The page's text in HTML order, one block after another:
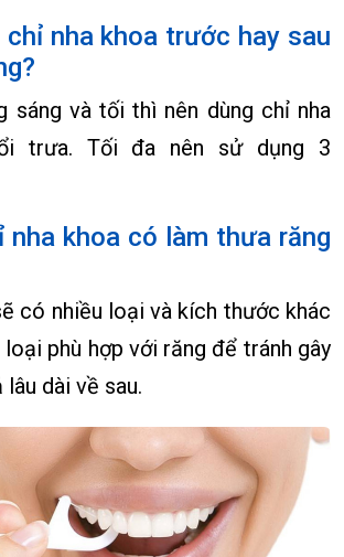
chỉ nha khoa trước hay sau
sáng và tối thì nên dùng chỉ nha
trưa. Tối đa nên sử dụng 3
nha khoa có làm thưa răng
có nhiều loại và kích thước khác
loại phù hợp với răng để tránh gây
lâu dài về sau.